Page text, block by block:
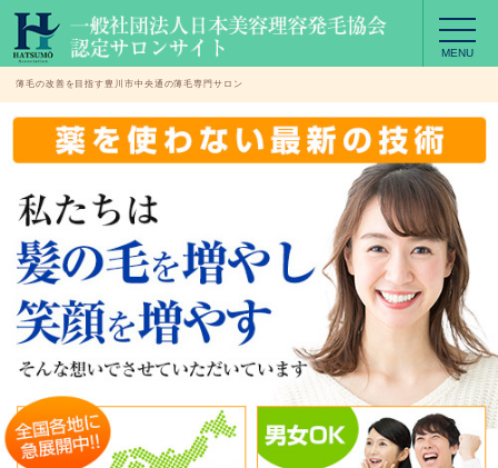
MENU
薄毛の改善を目指す豊川市中央通の薄毛専門サロン